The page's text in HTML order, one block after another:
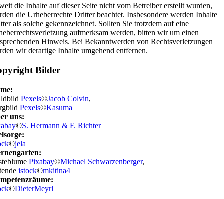
die Inhalte auf dieser Seite nicht vom Betreiber erstellt wurden,
die Urheberrechte Dritter beachtet. Insbesondere werden Inhalte
als solche gekennzeichnet. Sollten Sie trotzdem auf eine
aufmerksam werden, bitten wir um einen
Hinweis. Bei Bekanntwerden von Rechtsverletzungen
wir derartige Inhalte umgehend entfernen.
Bilder
Pexels©Jacob Colvin,
Pexels©Kasuma
uns:
©S. Hermann & F. Richter
©jela
Pixabay©Michael Schwarzenberger,
istock©mkitina4
©DieterMeyrl